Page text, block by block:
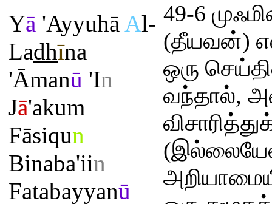
Yā 'AyyuhāAl-
Ladhīna
'Āmanū 'In
Jā'akum
Fāsiqun
Binaba'iin
Fatabayyanū
49-6
(தீயவன்)
ஒரு
வந்தால்,